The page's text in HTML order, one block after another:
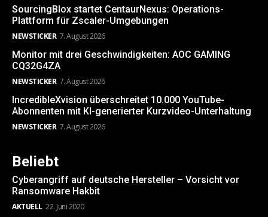
SourcingBlox startet CentaurNexus: Operations-
Plattform für Zscaler-Umgebungen
NEWSTICKER 7. August 2026
Monitor mit drei Geschwindigkeiten: AOC GAMING
CQ32G4ZA
NEWSTICKER 7. August 2026
IncredibleXvision überschreitet 10.000 YouTube-
Abonnenten mit KI-generierter Kurzvideo-Unterhaltung
NEWSTICKER 7. August 2026
Beliebt
Cyberangriff auf deutsche Hersteller – Vorsicht vor
Ransomware Hakbit
AKTUELL 22. Juni 2020